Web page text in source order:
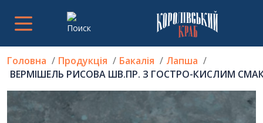
Головна Продукція Бакалія
Лапша
ВЕРМІШЕЛЬ РИСОВА ШВ.ПР. З ГОСТРО-КИСЛИМ